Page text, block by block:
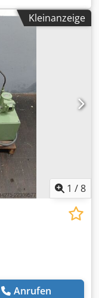
und Automatik
x 350mm x
einer Besichtigung
eine
Akpekr
Rechnung. Für
gültige
Besuchen Sie
unsere weiteren
und
und dienen
der Produkte.
Irrtümer in
passieren und
Kleinanzeige
1 /8
Anrufen